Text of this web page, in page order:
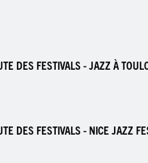
DES FESTIVALS - JAZZ À
DES FESTIVALS - NICE JAZZ